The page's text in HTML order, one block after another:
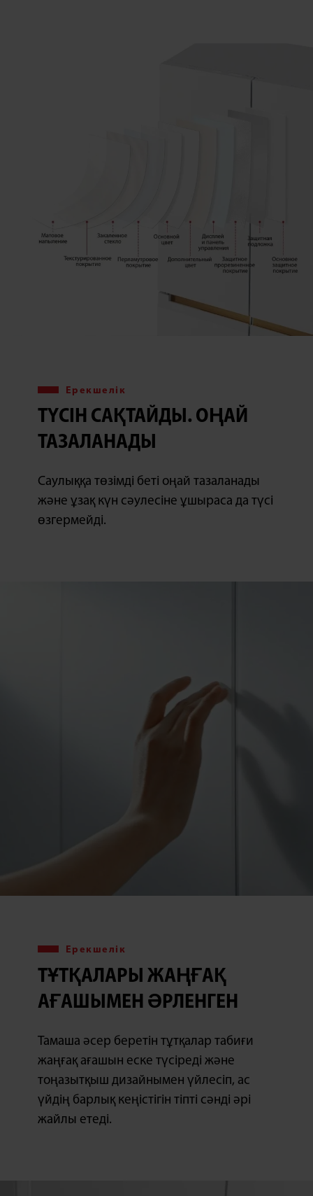
Ерекшелік
ТҮСІН САҚТАЙДЫ. ОҢАЙ
ТАЗАЛАНАДЫ
Саулыққа төзімді беті оңай тазаланады
және ұзақ күн сәулесіне ұшыраса да түсі
өзгермейді.
Ерекшелік
ТҰТҚАЛАРЫ ЖАҢҒАҚ
АҒАШЫМЕН ӘРЛЕНГЕН
Тамаша әсер беретін тұтқалар табиғи
жаңғақ ағашын еске түсіреді және
тоңазытқыш дизайнымен үйлесіп, ас
үйдің барлық кеңістігін тіпті сәнді әрі
жайлы етеді.